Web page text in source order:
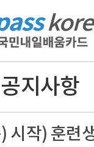
공지사항
작) 훈련